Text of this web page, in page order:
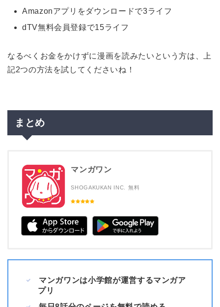
Amazonアプリをダウンロードで3ライフ
dTV無料会員登録で15ライフ
なるべくお金をかけずに漫画を読みたいという方は、上
記2つの方法を試してくださいね！
まとめ
マンガワン
SHOGAKUKAN INC. 無料
マンガワンは小学館が運営するマンガア
プリ